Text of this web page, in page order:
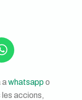
awhatsappo
accions,